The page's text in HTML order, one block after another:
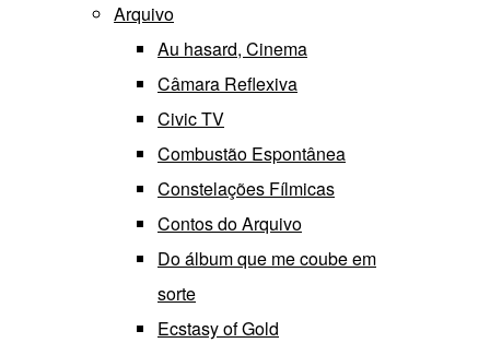
Arquivo
Au hasard, Cinema
Câmara Reflexiva
Civic TV
Combustão Espontânea
Constelações Fílmicas
Contos do Arquivo
Do álbum que me coube em
sorte
Ecstasy of Gold